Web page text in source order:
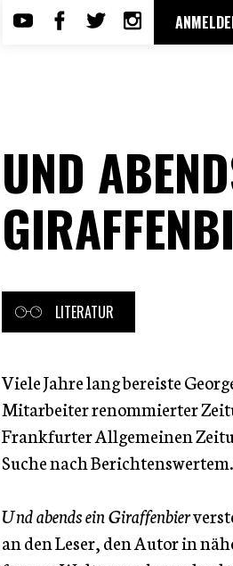
UND
LITERATUR
Viele Jahre lang bereiste
Mitarbeiter renommierter
Frankfurter Allgemeinen
Suche nach Berichtenswertem.
Und abends ein Giraffenbier
an den Leser, den Autor in